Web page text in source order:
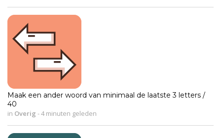
Maak een ander woord van minimaal de laatste 3 letters /
40
in Overig -4 minuten geleden